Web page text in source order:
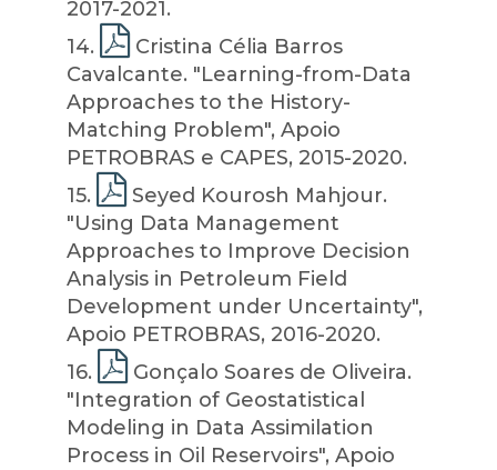
2017-2021.
14.
Cristina Célia Barros
Cavalcante. "Learning-from-Data
Approaches to the History-
Matching Problem", Apoio
PETROBRAS e CAPES, 2015-2020.
15.
Seyed Kourosh Mahjour.
"Using Data Management
Approaches to Improve Decision
Analysis in Petroleum Field
Development under Uncertainty",
Apoio PETROBRAS, 2016-2020.
16.
Gonçalo Soares de Oliveira.
"Integration of Geostatistical
Modeling in Data Assimilation
Process in Oil Reservoirs", Apoio